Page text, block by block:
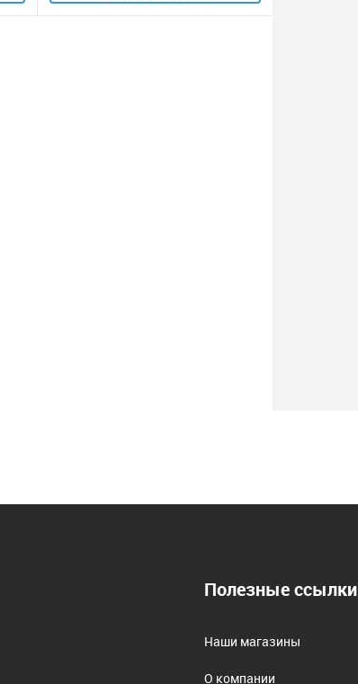
Полезные ссылки
Наши магазины
О компании